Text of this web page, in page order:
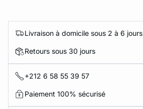
Livraison à domicile sous 2 à 6 jours
Retours sous 30 jours
+212 6 58 55 39 57
Paiement 100% sécurisé